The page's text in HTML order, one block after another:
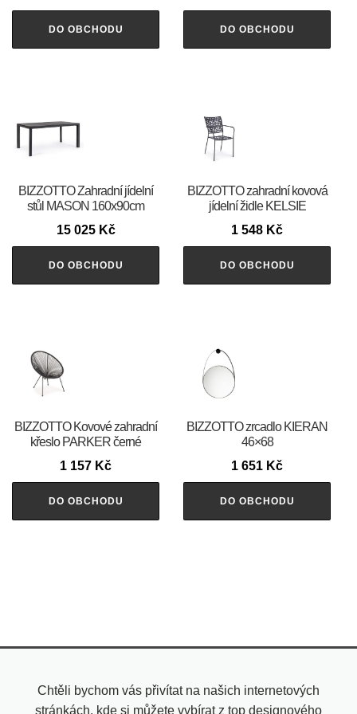
DO OBCHODU DO OBCHODU
BIZZOTTO Zahradní jídelní
stůl MASON 160x90cm
15 025 Kč
DO OBCHODU
BIZZOTTO zahradní kovová
jídelní židle KELSIE
1 548 Kč
DO OBCHODU
BIZZOTTO Kovové zahradní
křeslo PARKER černé
1 157 Kč
DO OBCHODU
BIZZOTTO zrcadlo KIERAN
46×68
1 651 Kč
DO OBCHODU
Chtěli bychom vás přivítat na našich internetových
stránkách, kde si můžete vybírat z top designového